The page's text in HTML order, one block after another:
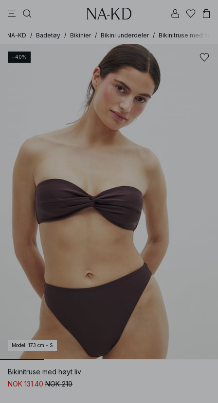
NA-KD / Badetøy / Bikinier / Bikini underdeler / Bikinitruse med
−40%
Model : 173 cm - S
Bikinitruse med høyt liv
NOK 131.40 NOK 219